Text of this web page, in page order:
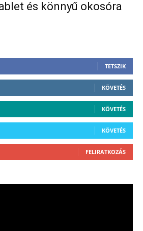
és könnyű okosóra
TETSZIK
KÖVETÉS
KÖVETÉS
KÖVETÉS
FELIRATKOZÁS